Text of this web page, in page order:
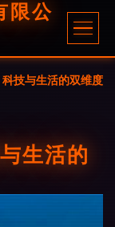
限公
技与生活的双维度
生活的